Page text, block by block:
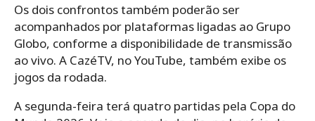
Os dois confrontos também poderão ser
acompanhados por plataformas ligadas ao Grupo
Globo, conforme a disponibilidade de transmissão
ao vivo. A CazéTV, no YouTube, também exibe os
jogos da rodada.
A segunda-feira terá quatro partidas pela Copa do